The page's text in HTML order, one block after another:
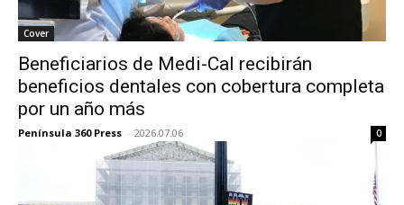
Cover
Beneficiarios de Medi-Cal recibirán
beneficios dentales con cobertura completa
por un año más
Península 360 Press - 2026.07.06 0